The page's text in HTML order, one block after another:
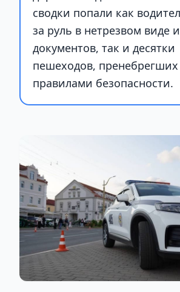
сводки попали как
за руль в нетрезвом виде
документов, так и десятки
пешеходов, пренебрегших
правилами безопасности.